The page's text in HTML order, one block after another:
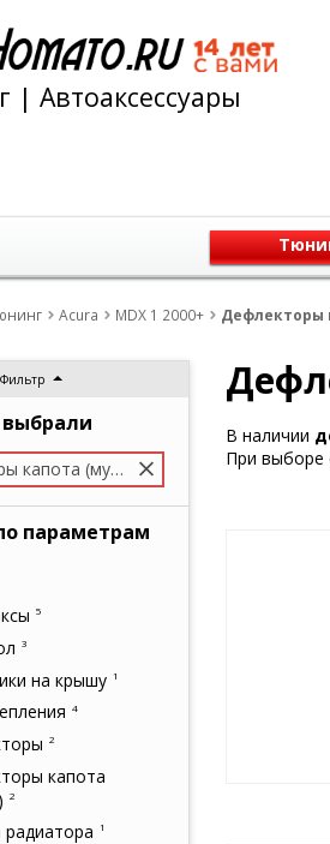
| Автоаксессуары
Acura MDX 1 2000+ Дефлекторы
Фильтр
Дефлекторы капота (мухобойка)
параметрам
5
3
на крышу 1
4
2
капота
2
1
В наличии
При выборе